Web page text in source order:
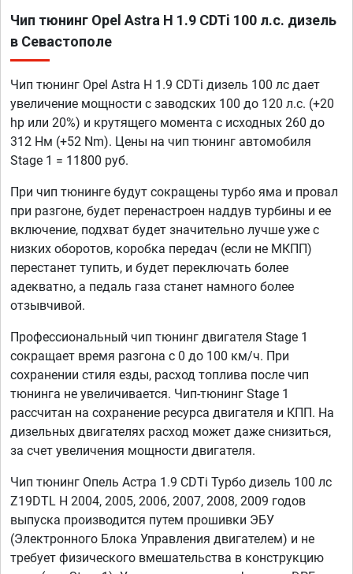
Чип тюнинг Opel Astra H 1.9 CDTi 100 л.с. дизель
в Севастополе
Чип тюнинг Opel Astra H 1.9 CDTi дизель 100 лс дает
увеличение мощности с заводских 100 до 120 л.с. (+20
hp или 20%) и крутящего момента с исходных 260 до
312 Нм (+52 Nm). Цены на чип тюнинг автомобиля
Stage 1 = 11800 руб.
При чип тюнинге будут сокращены турбо яма и провал
при разгоне, будет перенастроен наддув турбины и ее
включение, подхват будет значительно лучше уже с
низких оборотов, коробка передач (если не МКПП)
перестанет тупить, и будет переключать более
адекватно, а педаль газа станет намного более
отзывчивой.
Профессиональный чип тюнинг двигателя Stage 1
сокращает время разгона с 0 до 100 км/ч. При
сохранении стиля езды, расход топлива после чип
тюнинга не увеличивается. Чип-тюнинг Stage 1
рассчитан на сохранение ресурса двигателя и КПП. На
дизельных двигателях расход может даже снизиться,
за счет увеличения мощности двигателя.
Чип тюнинг Опель Астра 1.9 CDTi Турбо дизель 100 лс
Z19DTL H 2004, 2005, 2006, 2007, 2008, 2009 годов
выпуска производится путем прошивки ЭБУ
(Электронного Блока Управления двигателем) и не
требует физического вмешательства в конструкцию